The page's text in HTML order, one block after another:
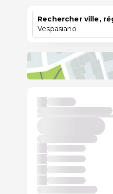
Rechercher ville,
Vespasiano